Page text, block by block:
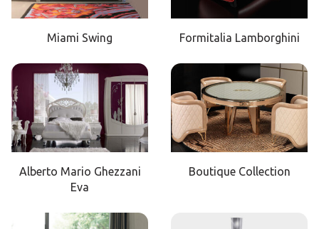
Miami Swing Formitalia Lamborghini
Alberto Mario Ghezzani
Eva
Boutique Collection